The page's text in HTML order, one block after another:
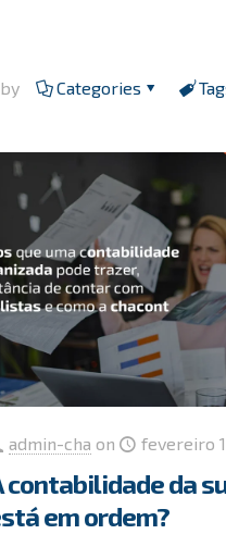
Categories
admin-cha on fevereiro
contabilidade da
em ordem?